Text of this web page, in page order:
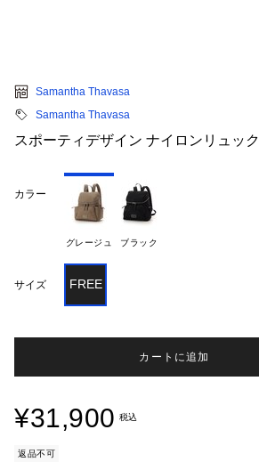
Samantha Thavasa
Samantha Thavasa
スポーティデザイン ナイロンリュック
カラー
グレージュ ブラック
サイズ FREE
カートに追加
¥31,900 税込
返品不可